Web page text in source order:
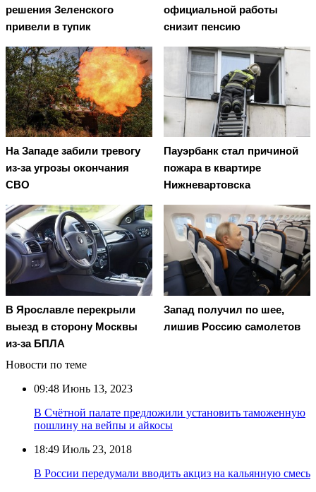
решения Зеленского
привели в тупик
официальной работы
снизит пенсию
На Западе забили тревогу
из-за угрозы окончания
СВО
Пауэрбанк стал причиной
пожара в квартире
Нижневартовска
В Ярославле перекрыли
выезд в сторону Москвы
из-за БПЛА
Запад получил по шее,
лишив Россию самолетов
Новости по теме
09:48 Июнь 13, 2023
В Счётной палате предложили установить таможенную
пошлину на вейпы и айкосы
18:49 Июль 23, 2018
В России передумали вводить акциз на кальянную смесь